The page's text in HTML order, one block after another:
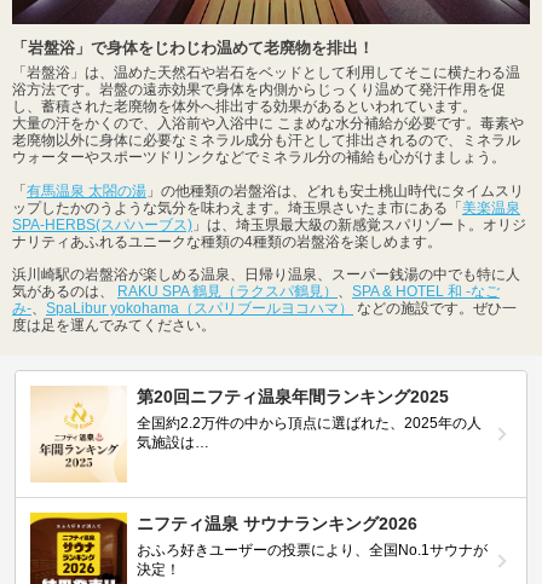
「岩盤浴」で身体をじわじわ温めて老廃物を排出！
「岩盤浴」は、温めた天然石や岩石をベッドとして利用してそこに横たわる温
浴方法です。岩盤の遠赤効果で身体を内側からじっくり温めて発汗作用を促
し、蓄積された老廃物を体外へ排出する効果があるといわれています。
大量の汗をかくので、入浴前や入浴中に こまめな水分補給が必要です。毒素や
老廃物以外に身体に必要なミネラル成分も汗として排出されるので、ミネラル
ウォーターやスポーツドリンクなどでミネラル分の補給も心がけましょう。
「 有馬温泉 太閤の湯 」の他種類の岩盤浴は、どれも安土桃山時代にタイムスリ
ップしたかのうような気分を味わえます。埼玉県さいたま市にある「 美楽温泉
SPA-HERBS(スパハーブス) 」は、埼玉県最大級の新感覚スパリゾート。オリジ
ナリティあふれるユニークな種類の4種類の岩盤浴を楽しめます。
浜川崎駅の岩盤浴が楽しめる温泉、日帰り温泉、スーパー銭湯の中でも特に人
気があるのは、
RAKU SPA 鶴見（ラクスパ鶴見） 、 SPA & HOTEL 和 -なご
み-、 SpaLibur yokohama（スパリブールヨコハマ）
などの施設です。ぜひ一
度は足を運んでみてください。
第20回ニフティ温泉年間ランキング2025
全国約2.2万件の中から頂点に選ばれた、2025年の人
気施設は…
ニフティ温泉 サウナランキング2026
おふろ好きユーザーの投票により、全国No.1サウナが
決定！